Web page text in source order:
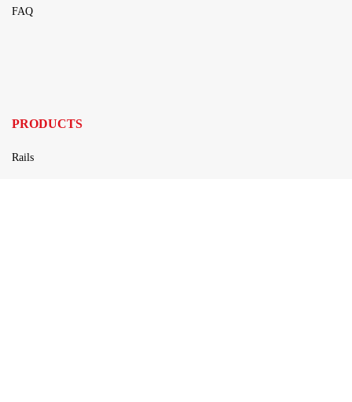
FAQ
PRODUCTS
Rails